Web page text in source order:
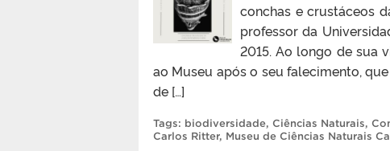
conchas e crustáceos
professor da
2015. Ao longo de sua
ao Museu após o seu falecimento,
de […]
Tags: biodiversidade, Ciências Naturais,
Carlos Ritter, Museu de Ciências Naturais